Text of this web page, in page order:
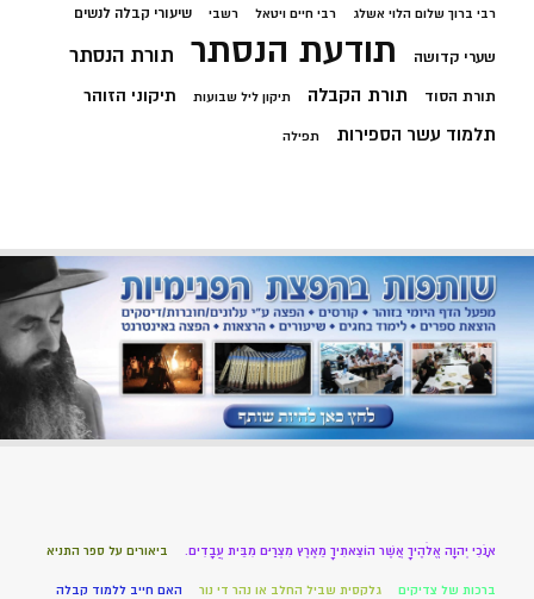
רבי ברוך שלום הלוי אשלג רבי חיים ויטאל רשבי שיעורי קבלה לנשים
שערי קדושה תודעת הנסתר תורת הנסתר
תורת הסוד תורת הקבלה תיקון ליל שבועות תיקוני הזוהר
תלמוד עשר הספירות תפילה
אָנֹכִי יְהוָה אֱלֹהֶיךָ אֲשֶׁר הוֹצֵאתִיךָ מֵאֶרֶץ מִצְרַיִם מִבֵּית עֲבָדִים. ביאורים על ספר התניא
ברכות של צדיקים גלקסית שביל החלב או נהר די נור האם חייב ללמוד קבלה